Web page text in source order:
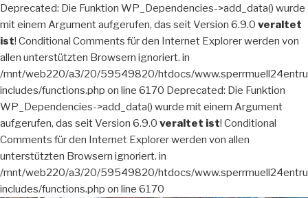
Deprecated: Die Funktion WP_Dependencies->add_data() wurde
mit einem Argument aufgerufen, das seit Version 6.9.0 veraltet
ist! Conditional Comments für den Internet Explorer werden von
allen unterstützten Browsern ignoriert. in
/mnt/web220/a3/20/59549820/htdocs/
includes/functions.php on line 6170 Deprecated: Die Funktion
WP_Dependencies->add_data() wurde mit einem Argument
aufgerufen, das seit Version 6.9.0 veraltet ist! Conditional
Comments für den Internet Explorer werden von allen
unterstützten Browsern ignoriert. in
/mnt/web220/a3/20/59549820/htdocs/
includes/functions.php on line 6170